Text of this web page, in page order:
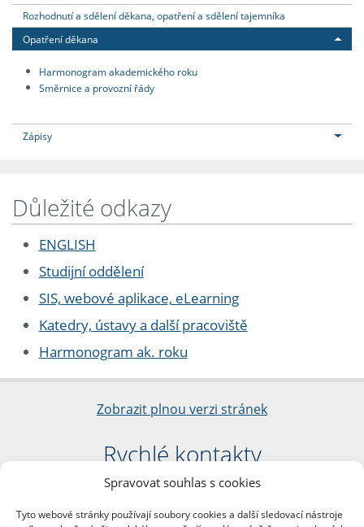
Spravovat souhlas s cookies
Tyto webové stránky používají soubory cookies a další sledovací nástroje
Rozhodnutí a sdělení děkana, opatření a sdělení tajemníka
Opatření děkana
Harmonogram akademického roku
Směrnice a provozní řády
Zápisy
Důležité odkazy
ENGLISH
Studijní oddělení
SIS, webové aplikace, eLearning
Katedry, ústavy a další pracoviště
Harmonogram ak. roku
Zobrazit plnou verzi stránek
Rychlé kontakty
Filozofická fakulta
nám. Jana Palacha 1/2